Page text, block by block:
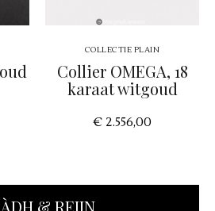
COLLECTIE PLAIN
Collier OMEGA, 18
karaat witgoud
€ 2.556,00
& REIJN